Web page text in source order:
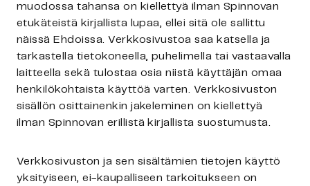
muodossa tahansa on kiellettyä ilman Spinnovan
etukäteistä kirjallista lupaa, ellei sitä ole sallittu
näissä Ehdoissa. Verkkosivustoa saa katsella ja
tarkastella tietokoneella, puhelimella tai vastaavalla
laitteella sekä tulostaa osia niistä käyttäjän omaa
henkilökohtaista käyttöä varten. Verkkosivuston
sisällön osittainenkin jakeleminen on kiellettyä
ilman Spinnovan erillistä kirjallista suostumusta.
Verkkosivuston ja sen sisältämien tietojen käyttö
yksityiseen, ei-kaupalliseen tarkoitukseen on